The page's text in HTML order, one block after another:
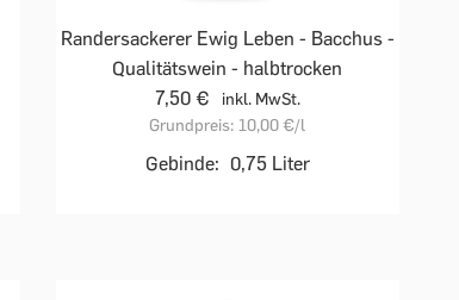
Randersackerer Ewig Leben - Bacchus -
Qualitätswein - halbtrocken
7,50 €
inkl. MwSt.
Grundpreis: 10,00 €/l
Gebinde: 0,75 Liter